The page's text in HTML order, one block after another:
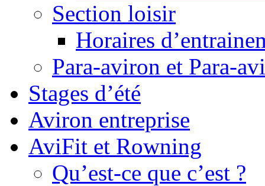
Section loisir
Horaires
Para-aviron et Para-
Stages d’été
Aviron entreprise
AviFit et Rowning
Qu’est-ce que c’est ?